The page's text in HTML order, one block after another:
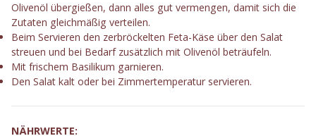
Olivenöl übergießen, dann alles gut vermengen, damit sich die
Zutaten gleichmäßig verteilen.
Beim Servieren den zerbröckelten Feta-Käse über den Salat
streuen und bei Bedarf zusätzlich mit Olivenöl beträufeln.
Mit frischem Basilikum garnieren.
Den Salat kalt oder bei Zimmertemperatur servieren.
NÄHRWERTE: